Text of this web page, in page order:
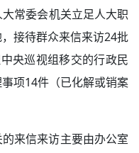
常委会机关立足人大职
接待群众来信来访24批
央巡视组移交的行政民
项14件（已化解或销案
来信来访主要由办公室